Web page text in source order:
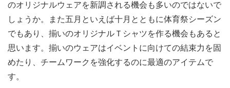
のオリジナルウェアを新調される機会も多いのではないで
しょうか。また五月といえば十月とともに体育祭シーズン
でもあり、揃いのオリジナルＴシャツを作る機会もあると
思います。揃いのウェアはイベントに向けての結束力を固
めたり、チームワークを強化するのに最適のアイテムで
す。